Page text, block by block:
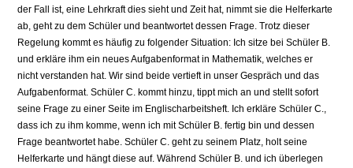
der Fall ist, eine Lehrkraft dies sieht und Zeit hat, nimmt sie die Helferkarte
ab, geht zu dem Schüler und beantwortet dessen Frage. Trotz dieser
Regelung kommt es häufig zu folgender Situation: Ich sitze bei Schüler B.
und erkläre ihm ein neues Aufgabenformat in Mathematik, welches er
nicht verstanden hat. Wir sind beide vertieft in unser Gespräch und das
Aufgabenformat. Schüler C. kommt hinzu, tippt mich an und stellt sofort
seine Frage zu einer Seite im Englischarbeitsheft. Ich erkläre Schüler C.,
dass ich zu ihm komme, wenn ich mit Schüler B. fertig bin und dessen
Frage beantwortet habe. Schüler C. geht zu seinem Platz, holt seine
Helferkarte und hängt diese auf. Während Schüler B. und ich überlegen